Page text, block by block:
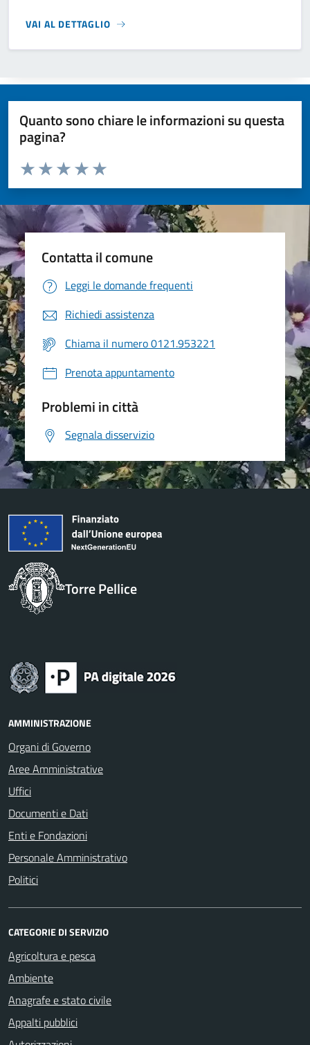
VAI AL DETTAGLIO
Quanto sono chiare le informazioni su questa
pagina?
Valuta da 1 a 5 stelle la pagina
Valuta 5 stelle su 5
Valuta 4 stelle su 5
Valuta 3 stelle su 5
Valuta 2 stelle su 5
Valuta 1 stelle su 5
Contatta il comune
Leggi le domande frequenti
Richiedi assistenza
Chiama il numero 0121.953221
Prenota appuntamento
Problemi in città
Segnala disservizio
Torre Pellice
AMMINISTRAZIONE
Organi di Governo
Aree Amministrative
Uffici
Documenti e Dati
Enti e Fondazioni
Personale Amministrativo
Politici
CATEGORIE DI SERVIZIO
Agricoltura e pesca
Ambiente
Anagrafe e stato civile
Appalti pubblici